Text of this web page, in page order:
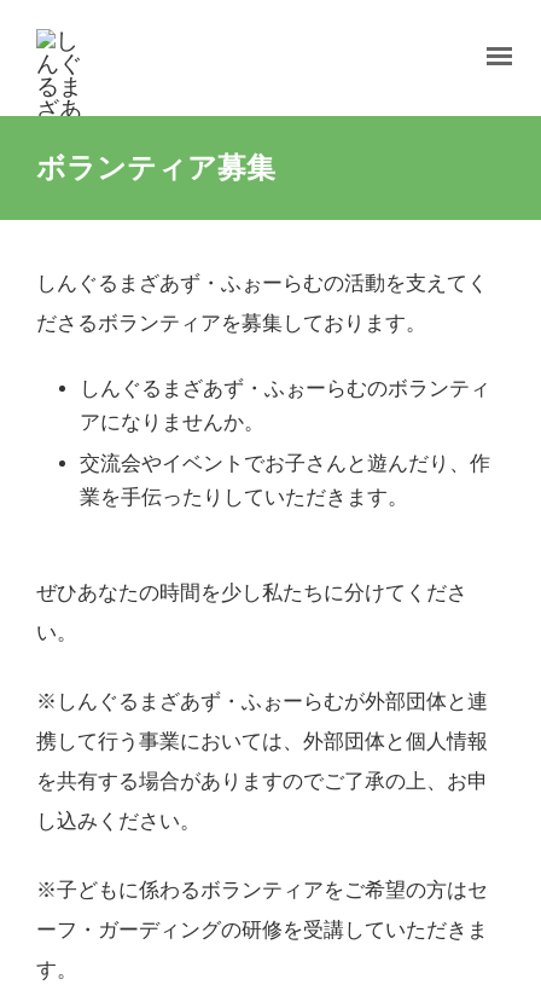
ボランティア募集
しんぐるまざあず・ふぉーらむの活動を支えてく
ださるボランティアを募集しております。
しんぐるまざあず・ふぉーらむのボランティ
アになりませんか。
交流会やイベントでお子さんと遊んだり、作
業を手伝ったりしていただきます。
ぜひあなたの時間を少し私たちに分けてくださ
い。
※しんぐるまざあず・ふぉーらむが外部団体と連
携して行う事業においては、外部団体と個人情報
を共有する場合がありますのでご了承の上、お申
し込みください。
※子どもに係わるボランティアをご希望の方はセ
ーフ・ガーディングの研修を受講していただきま
す。